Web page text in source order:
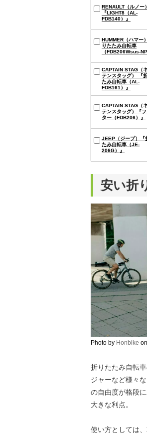
RENAULT（ルノー）
『LIGHT8（AL-
FDB140）』
HUMMER（ハマー
りたたみ自転車
（FDB206Wsus-NP
CAPTAIN STAG（
テンスタッグ） 『
たみ自転車（AL-
FDB161）』
CAPTAIN STAG（
テンスタッグ）『フ
ター（FDB206）』
JEEP（ジープ）『
たみ自転車（JE-
206G）』
安い折
Photo by Honbike on
折りたたみ自転
ジャーなど様々
の自由度が格段
大きな利点。
使い方としては